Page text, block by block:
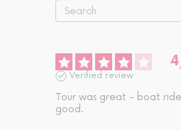
4
Verified review
Tour was great - boat
good.